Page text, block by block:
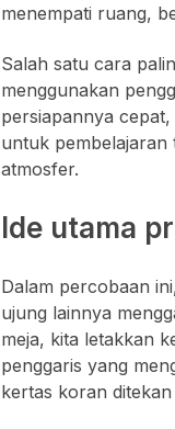
menempati ruang,
Salah satu cara
menggunakan
persiapannya
untuk
atmosfer.
Ide utama
Dalam percobaan
ujung lainnya
meja, kita letakkan
penggaris yang
kertas koran